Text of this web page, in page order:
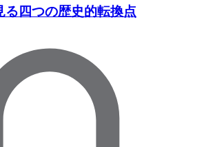
る四つの歴史的転換点